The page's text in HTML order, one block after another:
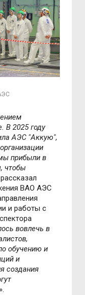
В 2025 году
АЭС "Аккую",
прибыли в
чтобы
ВАО АЭС
и работы с
вовлечь в
обучению и
и
создания
».